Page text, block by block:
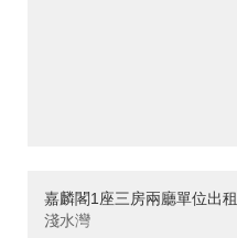
嘉麟閣1座三房兩廳單位出租
淺水灣